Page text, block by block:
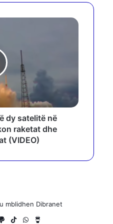
dy satelitë në
raketat dhe
(VIDEO)
mblidhen Dibranet
PaypalTikTokWhatsApp